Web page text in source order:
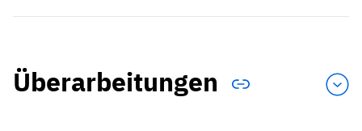
Überarbeitungen